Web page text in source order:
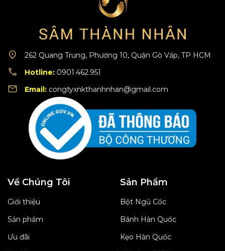
262 Quang Trung, Phường 10, Quận Gò Vấp, TP HCM
Hotline: 0901.462.951
Email: congtyxnkthanhnhan@gmail.com
Về Chúng Tôi
Giới thiệu
Sản phẩm
Ưu đãi
Sản Phẩm
Bột Ngũ Cốc
Bánh Hàn Quốc
Kẹo Hàn Quốc